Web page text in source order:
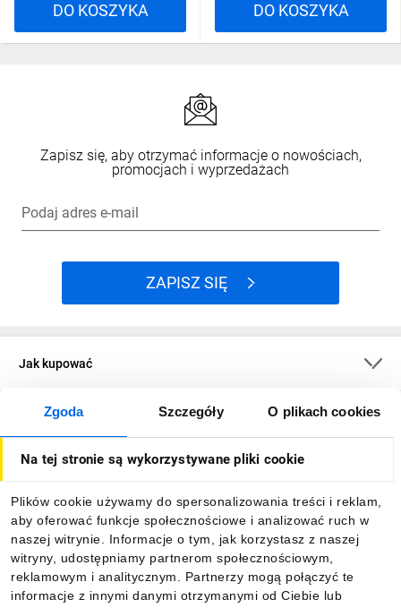
Zgoda Szczegóły O plikach cookies
Na tej stronie są wykorzystywane pliki cookie
Plików cookie używamy do spersonalizowania treści i reklam,
aby oferować funkcje społecznościowe i analizować ruch w
naszej witrynie. Informacje o tym, jak korzystasz z naszej
witryny, udostępniamy partnerom społecznościowym,
reklamowym i analitycznym. Partnerzy mogą połączyć te
informacje z innymi danymi otrzymanymi od Ciebie lub
DO KOSZYKA DO KOSZYKA
Zapisz się, aby otrzymać informacje o nowościach,
promocjach i wyprzedażach
Podaj adres e-mail
ZAPISZ SIĘ
Jak kupować
O firmie
Informacje
Pobierz naszą aplikację mobilną: